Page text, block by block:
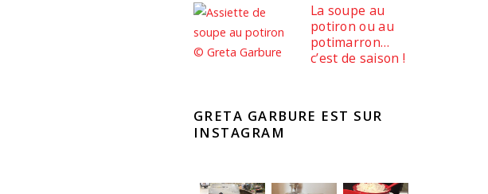
La soupe au
potiron ou au
potimarron…
c’est de saison !
GRETA GARBURE EST SUR
INSTAGRAM